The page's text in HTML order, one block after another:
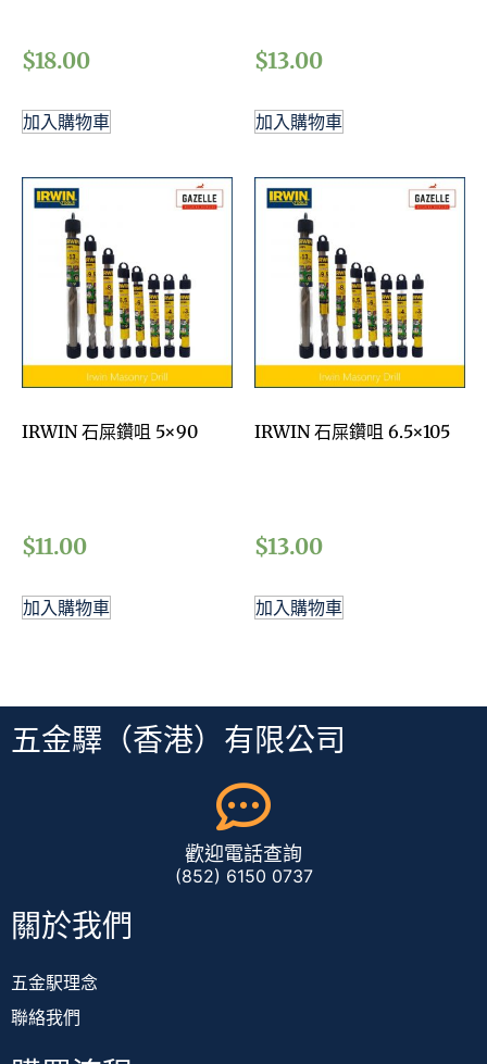
$18.00
加入購物車
$13.00
加入購物車
IRWIN 石屎鑽咀 5×90
$11.00
加入購物車
IRWIN 石屎鑽咀 6.5×105
$13.00
加入購物車
五金驛（香港）有限公司
歡迎電話查詢
(852) 6150 0737
關於我們
五金駅理念
聯絡我們